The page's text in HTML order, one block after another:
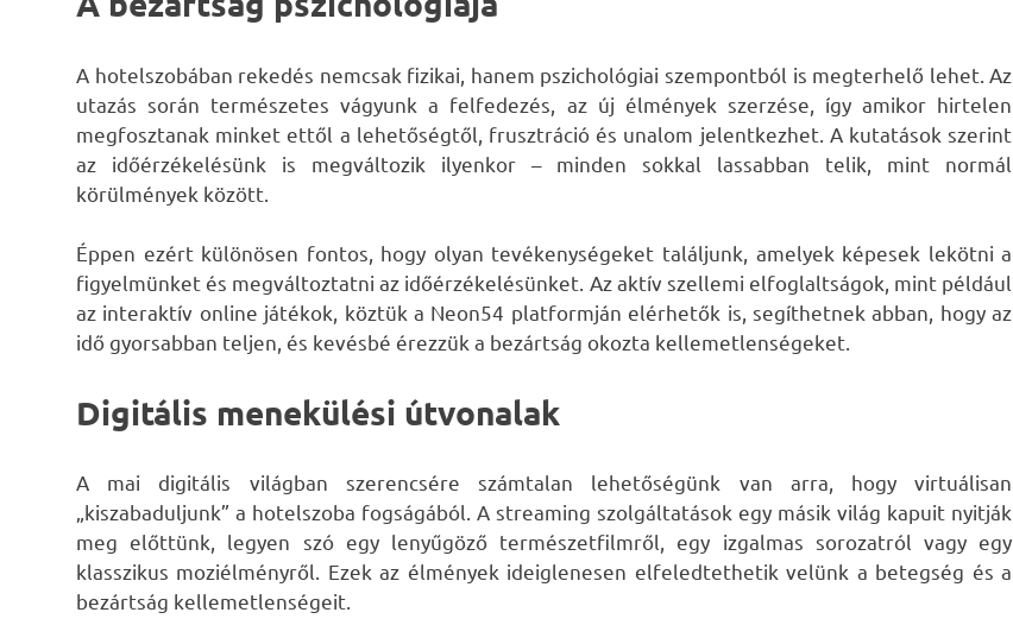
A hotelszobában rekedés nemcsak fizikai, hanem pszichológiai szempontból is megterhelő lehet. Az
utazás során természetes vágyunk a felfedezés, az új élmények szerzése, így amikor hirtelen
megfosztanak minket ettől a lehetőségtől, frusztráció és unalom jelentkezhet. A kutatások szerint
az időérzékelésünk is megváltozik ilyenkor – minden sokkal lassabban telik, mint normál
körülmények között.
Éppen ezért különösen fontos, hogy olyan tevékenységeket találjunk, amelyek képesek lekötni a
figyelmünket és megváltoztatni az időérzékelésünket. Az aktív szellemi elfoglaltságok, mint például
az interaktív online játékok, köztük a Neon54 platformján elérhetők is, segíthetnek abban, hogy az
idő gyorsabban teljen, és kevésbé érezzük a bezártság okozta kellemetlenségeket.
Digitális menekülési útvonalak
A mai digitális világban szerencsére számtalan lehetőségünk van arra, hogy virtuálisan
„kiszabaduljunk” a hotelszoba fogságából. A streaming szolgáltatások egy másik világ kapuit nyitják
meg előttünk, legyen szó egy lenyűgöző természetfilmről, egy izgalmas sorozatról vagy egy
klasszikus moziélményről. Ezek az élmények ideiglenesen elfeledtethetik velünk a betegség és a
bezártság kellemetlenségeit.